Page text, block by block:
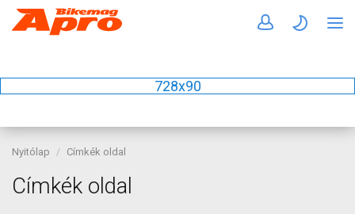
728x90
Nyitólap Címkék oldal
Címkék oldal